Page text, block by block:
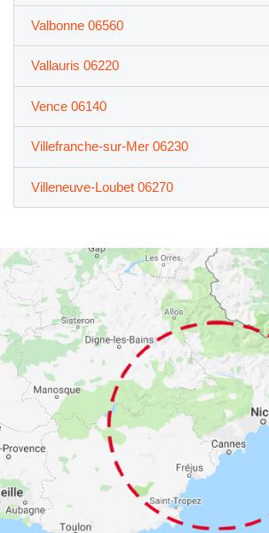
Valbonne 06560
Vallauris 06220
Vence 06140
Villefranche-sur-Mer 06230
Villeneuve-Loubet 06270